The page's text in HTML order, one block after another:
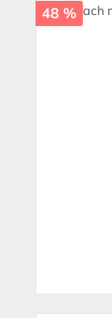
48 %